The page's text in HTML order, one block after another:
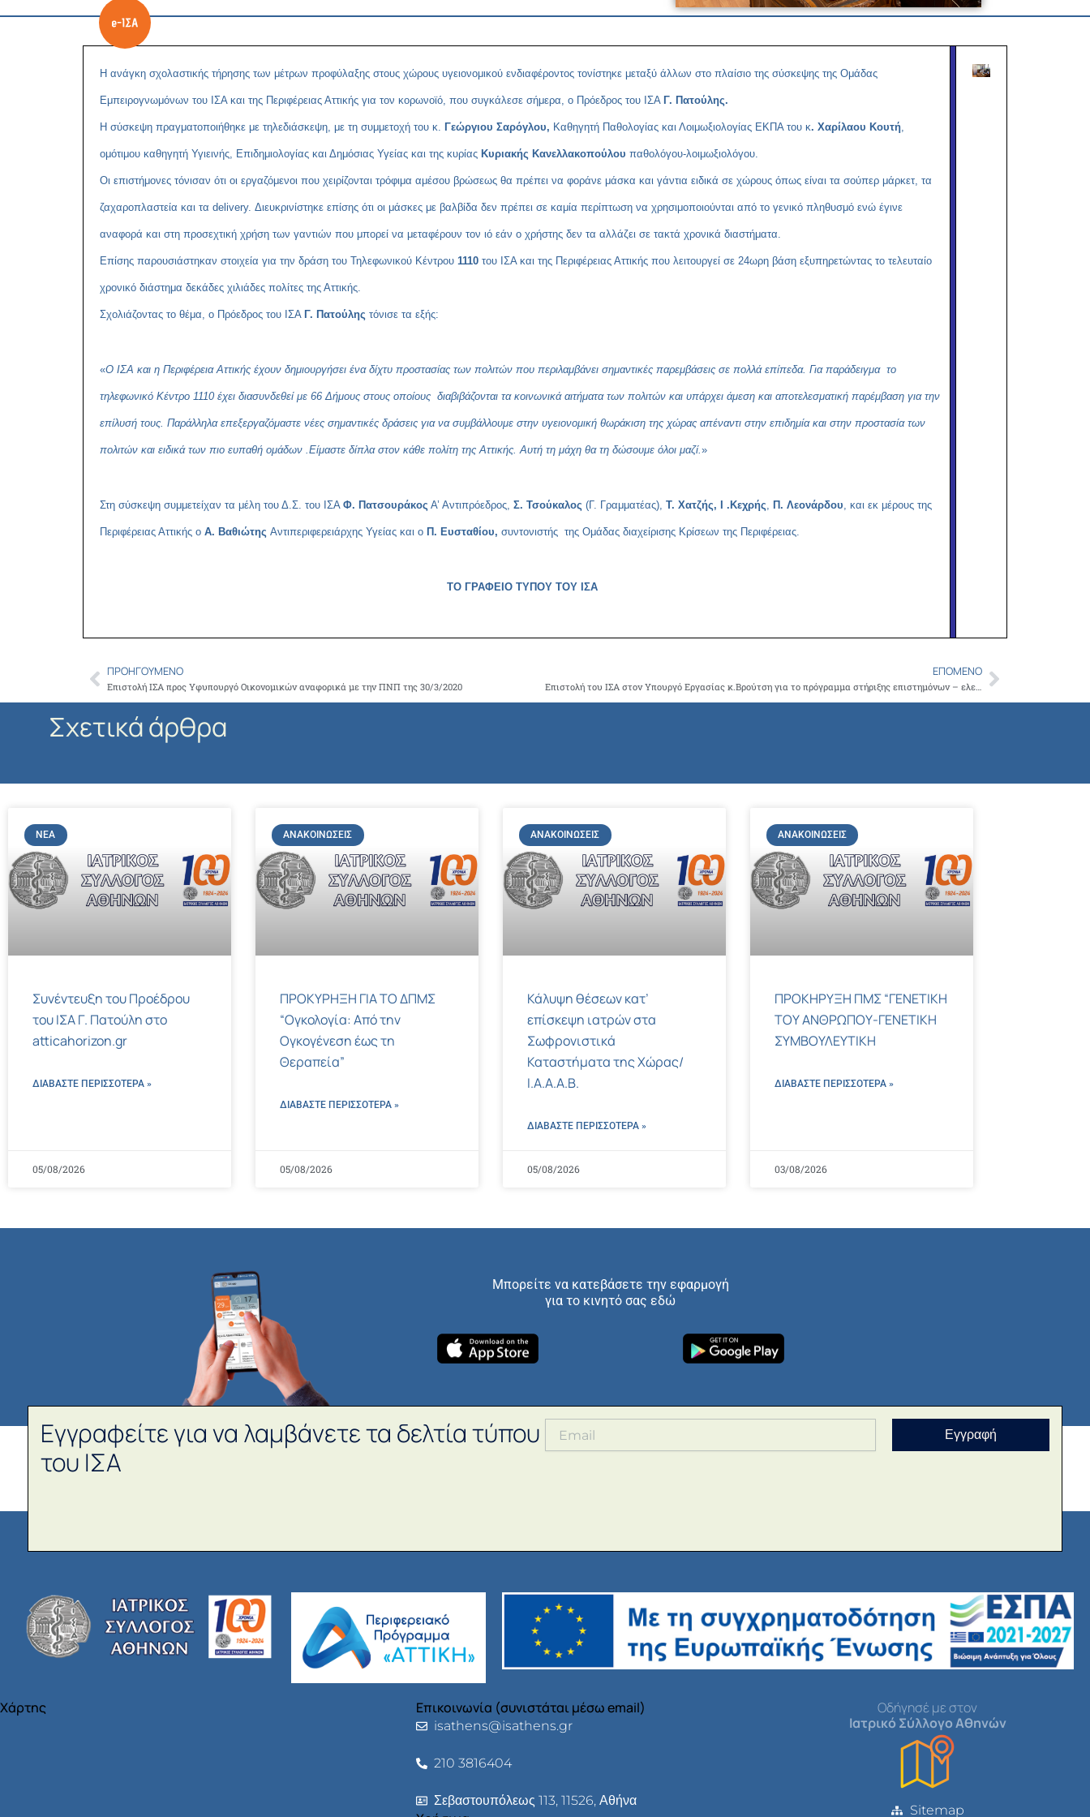
Η ανάγκη σχολαστικής τήρησης των μέτρων προφύλαξης στους χώρους υγειονομικού ενδιαφέροντος τονίστηκε μεταξύ άλλων στο πλαίσιο της σύσκεψης της Ομάδας
Εμπειρογνωμόνων του ΙΣΑ και της Περιφέρειας Αττικής για τον κορωνοϊό, που συγκάλεσε σήμερα, ο Πρόεδρος του ΙΣΑ Γ. Πατούλης.
Η σύσκεψη πραγματοποιήθηκε με τηλεδιάσκεψη, με τη συμμετοχή του κ. Γεώργιου Σαρόγλου, Καθηγητή Παθολογίας και Λοιμωξιολογίας ΕΚΠΑ του κ. Χαρίλαου Κουτή,
ομότιμου καθηγητή Υγιεινής, Επιδημιολογίας και Δημόσιας Υγείας και της κυρίας Κυριακής Κανελλακοπούλου παθολόγου-λοιμωξιολόγου.
Οι επιστήμονες τόνισαν ότι οι εργαζόμενοι που χειρίζονται τρόφιμα αμέσου βρώσεως θα πρέπει να φοράνε μάσκα και γάντια ειδικά σε χώρους όπως είναι τα σούπερ μάρκετ, τα
ζαχαροπλαστεία και τα delivery. Διευκρινίστηκε επίσης ότι οι μάσκες με βαλβίδα δεν πρέπει σε καμία περίπτωση να χρησιμοποιούνται από το γενικό πληθυσμό ενώ έγινε
αναφορά και στη προσεχτική χρήση των γαντιών που μπορεί να μεταφέρουν τον ιό εάν ο χρήστης δεν τα αλλάζει σε τακτά χρονικά διαστήματα.
Επίσης παρουσιάστηκαν στοιχεία για την δράση του Τηλεφωνικού Κέντρου 1110 του ΙΣΑ και της Περιφέρειας Αττικής που λειτουργεί σε 24ωρη βάση εξυπηρετώντας το τελευταίο
χρονικό διάστημα δεκάδες χιλιάδες πολίτες της Αττικής.
Σχολιάζοντας το θέμα, ο Πρόεδρος του ΙΣΑ Γ. Πατούλης τόνισε τα εξής:
«Ο ΙΣΑ και η Περιφέρεια Αττικής έχουν δημιουργήσει ένα δίχτυ προστασίας των πολιτών που περιλαμβάνει σημαντικές παρεμβάσεις σε πολλά επίπεδα. Για παράδειγμα το
τηλεφωνικό Κέντρο 1110 έχει διασυνδεθεί με 66 Δήμους στους οποίους διαβιβάζονται τα κοινωνικά αιτήματα των πολιτών και υπάρχει άμεση και αποτελεσματική παρέμβαση για την
επίλυσή τους. Παράλληλα επεξεργαζόμαστε νέες σημαντικές δράσεις για να συμβάλλουμε στην υγειονομική θωράκιση της χώρας απέναντι στην επιδημία και στην προστασία των
πολιτών και ειδικά των πιο ευπαθή ομάδων .Είμαστε δίπλα στον κάθε πολίτη της Αττικής. Αυτή τη μάχη θα τη δώσουμε όλοι μαζί.»
Στη σύσκεψη συμμετείχαν τα μέλη του Δ.Σ. του ΙΣΑ Φ. Πατσουράκος Α’ Αντιπρόεδρος, Σ. Τσούκαλος (Γ. Γραμματέας), Τ. Χατζής, Ι .Κεχρής, Π. Λεονάρδου, και εκ μέρους της
Περιφέρειας Αττικής ο Α. Βαθιώτης Αντιπεριφερειάρχης Υγείας και ο Π. Ευσταθίου, συντονιστής της Ομάδας διαχείρισης Κρίσεων της Περιφέρειας.
ΤΟ ΓΡΑΦΕΙΟ ΤΥΠΟΥ ΤΟΥ ΙΣΑ
Prev
ΠΡΟΗΓΟΎΜΕΝΟ
Επιστολή ΙΣΑ προς Υφυπουργό Οικονομικών αναφορικά με την ΠΝΠ της 30/3/2020
ΕΠΌΜΕΝΟ
Επιστολή του ΙΣΑ στον Υπουργό Εργασίας κ.Βρούτση για το πρόγραμμα στήριξης επιστημόνων – ελευθέρων επαγγελματιώνNext
Σχετικά άρθρα
ΝΈΑ
Συνέντευξη του Προέδρου
του ΙΣΑ Γ. Πατούλη στο
atticahorizon.gr
ΔΙΑΒΑΣΤΕ ΠΕΡΙΣΣΌΤΕΡΑ »
05/08/2026
ΑΝΑΚΟΙΝΏΣΕΙΣ
ΠΡΟΚΥΡΗΞΗ ΓΙΑ ΤΟ ΔΠΜΣ
“Ογκολογία: Από την
Ογκογένεση έως τη
Θεραπεία”
ΔΙΑΒΑΣΤΕ ΠΕΡΙΣΣΌΤΕΡΑ »
05/08/2026
ΑΝΑΚΟΙΝΏΣΕΙΣ
Κάλυψη θέσεων κατ’
επίσκεψη ιατρών στα
Σωφρονιστικά
Καταστήματα της Χώρας/
Ι.Α.Α.Α.Β.
ΔΙΑΒΑΣΤΕ ΠΕΡΙΣΣΌΤΕΡΑ »
05/08/2026
ΑΝΑΚΟΙΝΏΣΕΙΣ
ΠΡΟΚΗΡΥΞΗ ΠΜΣ “ΓΕΝΕΤΙΚΗ
ΤΟΥ ΑΝΘΡΩΠΟΥ-ΓΕΝΕΤΙΚΗ
ΣΥΜΒΟΥΛΕΥΤΙΚΗ
ΔΙΑΒΑΣΤΕ ΠΕΡΙΣΣΌΤΕΡΑ »
03/08/2026
Μπορείτε να κατεβάσετε την εφαρμογή
για το κινητό σας εδώ
Εγγραφείτε για να λαμβάνετε τα δελτία τύπου
του ΙΣΑ
Εγγραφή
Χάρτης Επικοινωνία (συνιστάται μέσω email)
isathens@isathens.gr
210 3816404
Σεβαστουπόλεως 113, 11526, Αθήνα
Οδήγησέ με στον
Ιατρικό Σύλλογο Αθηνών
Sitemap